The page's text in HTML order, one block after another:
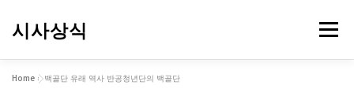
시사상식 메뉴
Home »백골단 유래 역사 반공청년단의 백골단